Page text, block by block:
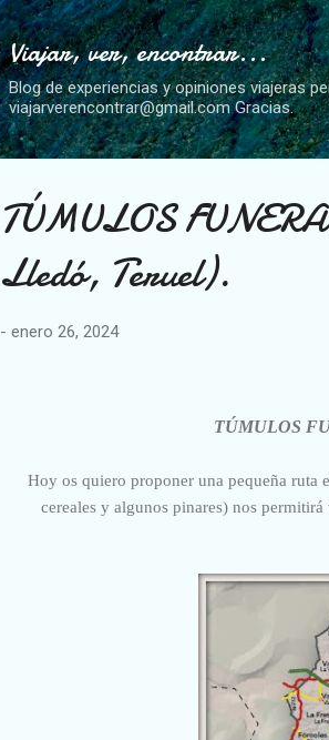
Viajar, ver, encontrar...
Blog de experiencias y opiniones viajeras
viajarverencontrar@gmail.com Gracias.
TÚMULOS
Lledó, Teruel).
- enero 26, 2024
TÚMULOS
Hoy os quiero proponer una pequeña ruta
cereales y algunos pinares) nos